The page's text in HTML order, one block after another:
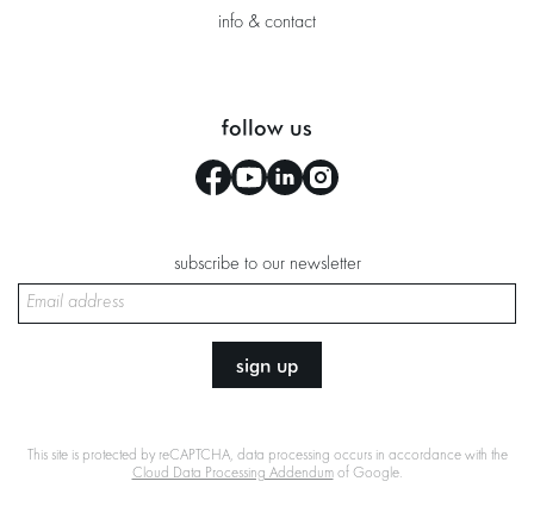
info & contact
follow us
subscribe to our newsletter
sign up
This site is protected by reCAPTCHA, data processing occurs in accordance with the
Cloud Data Processing Addendumof Google.